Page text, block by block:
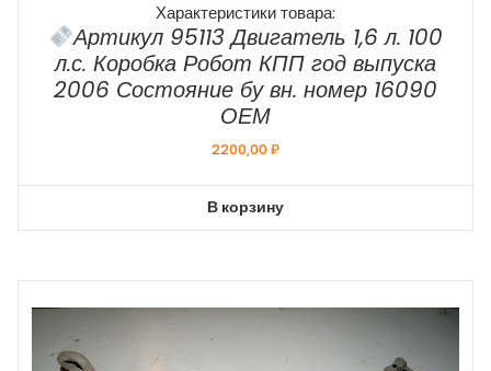
Характеристики товара:
Артикул 95113 Двигатель 1,6 л. 100
л.с. Коробка Робот КПП год выпуска
2006 Состояние бу вн. номер 16090
ОЕМ
2200,00₽
В корзину